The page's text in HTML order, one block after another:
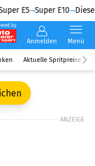
E5 Super E10 Diesel
by
Anmelden Menü
Aktuelle Spritpreise
ANZEIGE